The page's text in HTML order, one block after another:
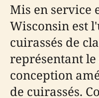
Mis en service
Wisconsin est
cuirassés de
représentant
conception
de cuirassés.